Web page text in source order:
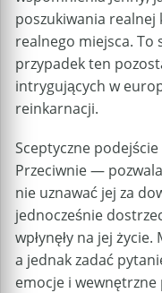
poszukiwania
realnego miejsca. To
przypadek ten
intrygujących w
reinkarnacji.
Sceptyczne
Przeciwnie —
nie uznawać jej za
jednocześnie
wpłynęły na jej
a jednak zadać
emocje i